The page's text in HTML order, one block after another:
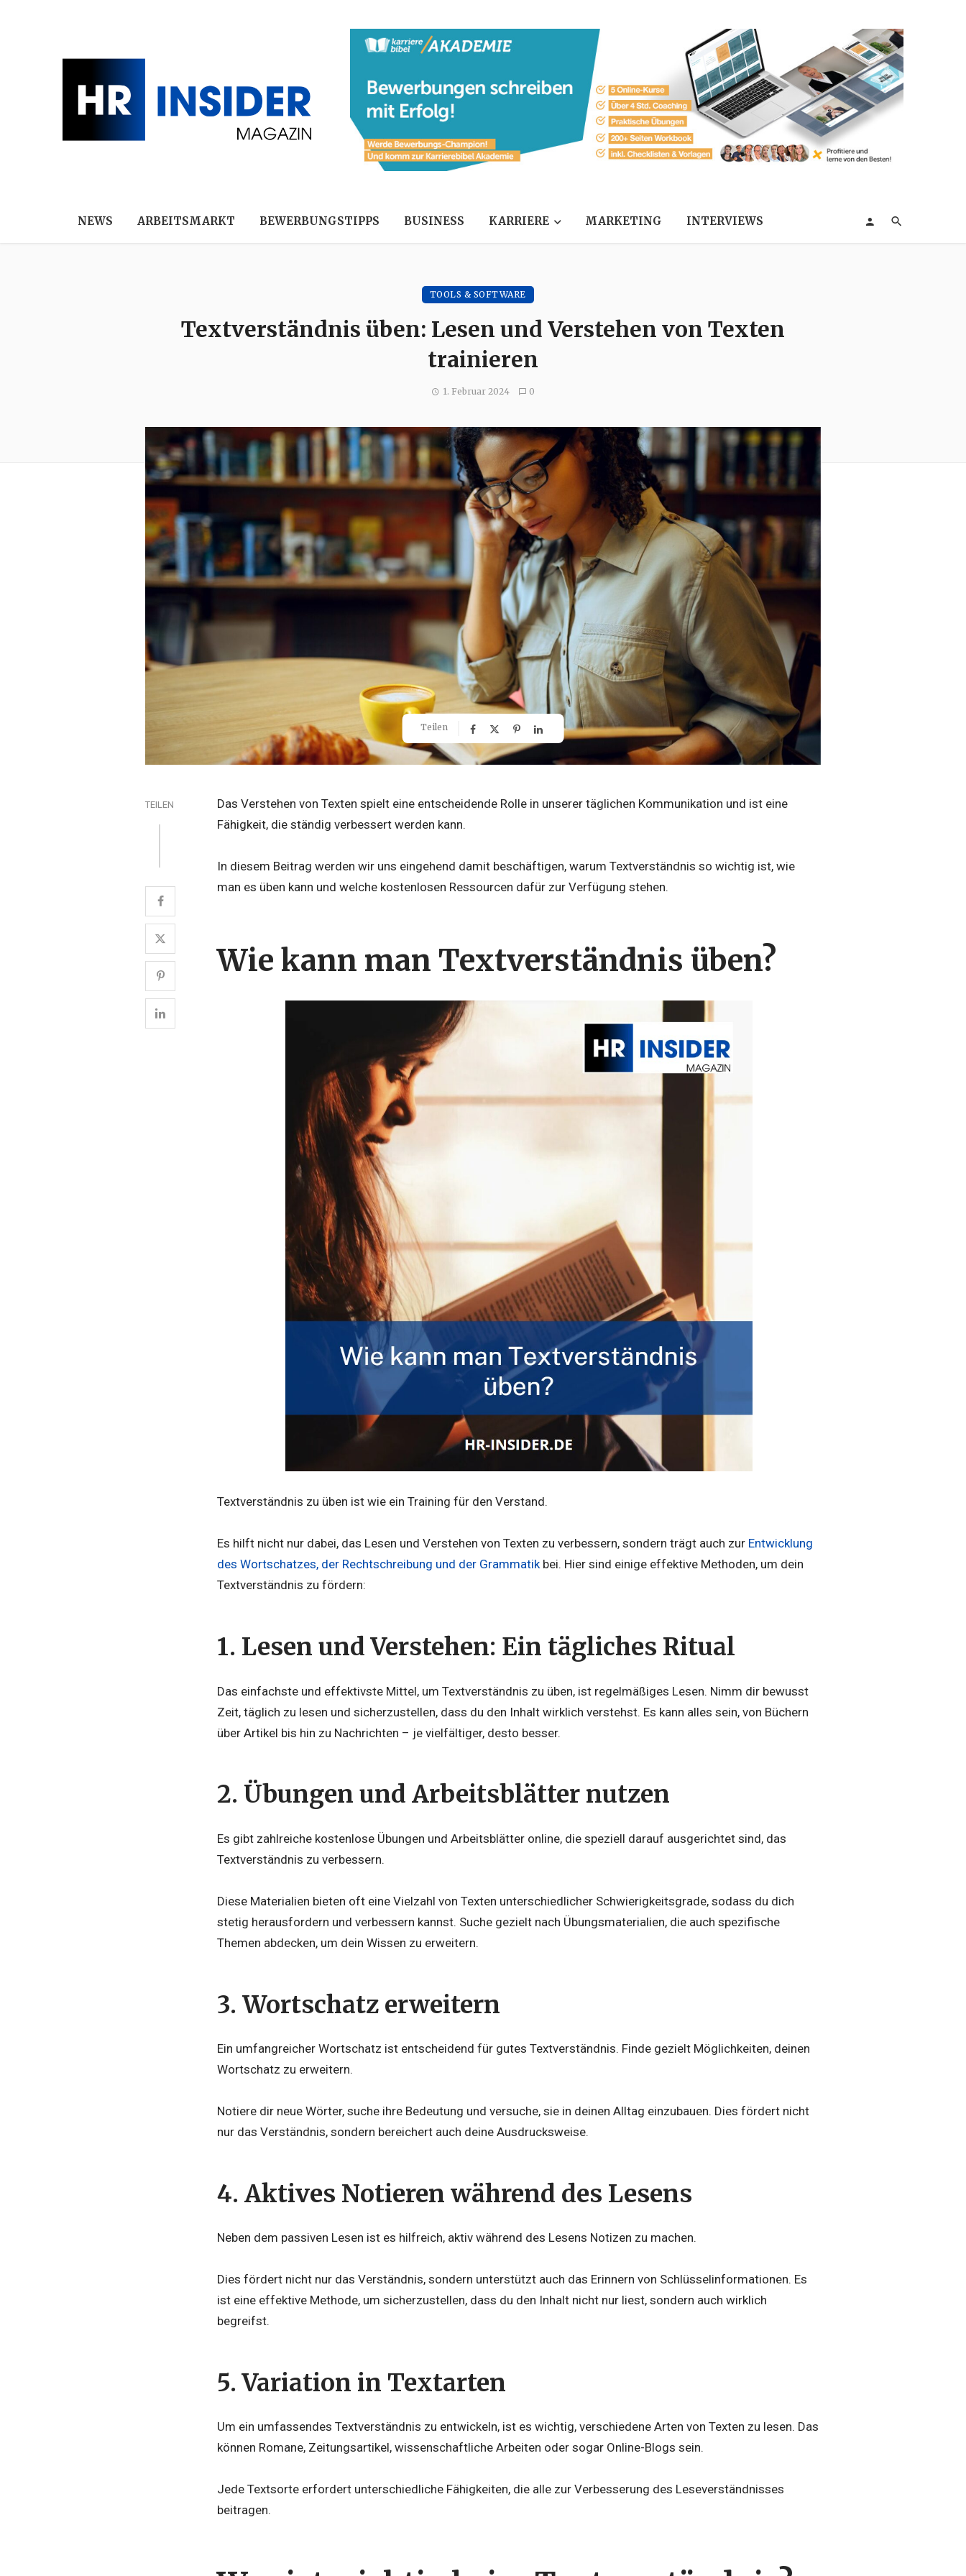
NEWS ARBEITSMARKT BEWERBUNGSTIPPS BUSINESS KARRIERE MARKETING INTERVIEWS
TOOLS & SOFTWARE
Textverständnis üben: Lesen und Verstehen von Texten
trainieren
1. Februar 2024 0
Teilen
TEILEN
Das Verstehen von Texten spielt eine entscheidende Rolle in unserer täglichen Kommunikation und ist eine
Fähigkeit, die ständig verbessert werden kann.
In diesem Beitrag werden wir uns eingehend damit beschäftigen, warum Textverständnis so wichtig ist, wie
man es üben kann und welche kostenlosen Ressourcen dafür zur Verfügung stehen.
Wie kann man Textverständnis üben?
Textverständnis zu üben ist wie ein Training für den Verstand.
Es hilft nicht nur dabei, das Lesen und Verstehen von Texten zu verbessern, sondern trägt auch zur Entwicklung
des Wortschatzes, der Rechtschreibung und der Grammatikbei. Hier sind einige effektive Methoden, um dein
Textverständnis zu fördern:
1. Lesen und Verstehen: Ein tägliches Ritual
Das einfachste und effektivste Mittel, um Textverständnis zu üben, ist regelmäßiges Lesen. Nimm dir bewusst
Zeit, täglich zu lesen und sicherzustellen, dass du den Inhalt wirklich verstehst. Es kann alles sein, von Büchern
über Artikel bis hin zu Nachrichten – je vielfältiger, desto besser.
2. Übungen und Arbeitsblätter nutzen
Es gibt zahlreiche kostenlose Übungen und Arbeitsblätter online, die speziell darauf ausgerichtet sind, das
Textverständnis zu verbessern.
Diese Materialien bieten oft eine Vielzahl von Texten unterschiedlicher Schwierigkeitsgrade, sodass du dich
stetig herausfordern und verbessern kannst. Suche gezielt nach Übungsmaterialien, die auch spezifische
Themen abdecken, um dein Wissen zu erweitern.
3. Wortschatz erweitern
Ein umfangreicher Wortschatz ist entscheidend für gutes Textverständnis. Finde gezielt Möglichkeiten, deinen
Wortschatz zu erweitern.
Notiere dir neue Wörter, suche ihre Bedeutung und versuche, sie in deinen Alltag einzubauen. Dies fördert nicht
nur das Verständnis, sondern bereichert auch deine Ausdrucksweise.
4. Aktives Notieren während des Lesens
Neben dem passiven Lesen ist es hilfreich, aktiv während des Lesens Notizen zu machen.
Dies fördert nicht nur das Verständnis, sondern unterstützt auch das Erinnern von Schlüsselinformationen. Es
ist eine effektive Methode, um sicherzustellen, dass du den Inhalt nicht nur liest, sondern auch wirklich
begreifst.
5.Variation in Textarten
Um ein umfassendes Textverständnis zu entwickeln, ist es wichtig, verschiedene Arten von Texten zu lesen. Das
können Romane, Zeitungsartikel, wissenschaftliche Arbeiten oder sogar Online-Blogs sein.
Jede Textsorte erfordert unterschiedliche Fähigkeiten, die alle zur Verbesserung des Leseverständnisses
beitragen.